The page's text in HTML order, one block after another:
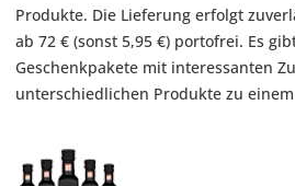
Produkte. Die Lieferung erfolgt
ab 72 € (sonst 5,95 €) portofrei. Es
Geschenkpakete mit interessanten
unterschiedlichen Produkte zu